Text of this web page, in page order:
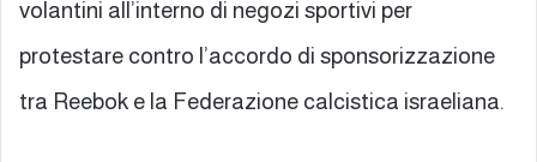
volantini all’interno di negozi sportivi per
protestare contro l’accordo di sponsorizzazione
tra Reebok e la Federazione calcistica israeliana.